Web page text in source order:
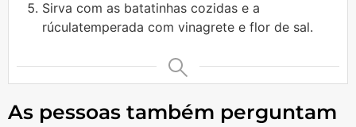
Sirva com as batatinhas cozidas e a
rúculatemperada com vinagrete e flor de sal.
As pessoas também perguntam